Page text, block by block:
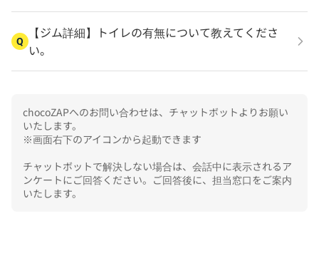
Q
【ジム詳細】トイレの有無について教えてくださ
い。
chocoZAPへのお問い合わせは、チャットボットよりお願い
いたします。
※画面右下のアイコンから起動できます
チャットボットで解決しない場合は、会話中に表示されるア
ンケートにご回答ください。ご回答後に、担当窓口をご案内
いたします。